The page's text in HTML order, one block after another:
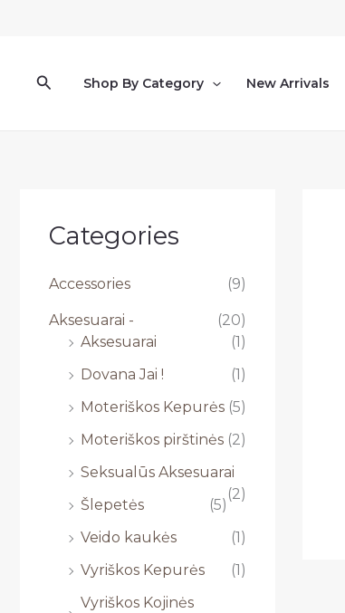
PaieškaShop By Category New Arrivals
Categories
Accessories (9)
Aksesuarai -
(20)
Aksesuarai
(1)
Dovana Jai !
(1)
Moteriškos Kepurės (5)
Moteriškos pirštinės (2)
Seksualūs Aksesuarai
(2)
Šlepetės
(5)
Veido kaukės
(1)
Vyriškos Kepurės
(1)
Vyriškos Kojinės